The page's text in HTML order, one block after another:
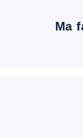
Ma